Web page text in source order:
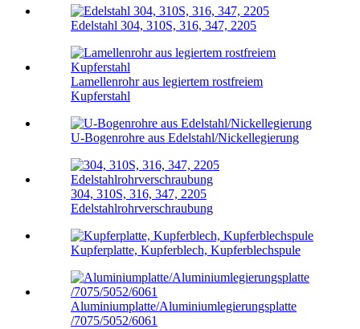
Edelstahl 304, 310S, 316, 347, 2205
Lamellenrohr aus legiertem rostfreiem
Kupferstahl
U-Bogenrohre aus Edelstahl/Nickellegierung
304, 310S, 316, 347, 2205
Edelstahlrohrverschraubung
Kupferplatte, Kupferblech, Kupferblechspule
Aluminiumplatte/Aluminiumlegierungsplatte
/7075/5052/6061